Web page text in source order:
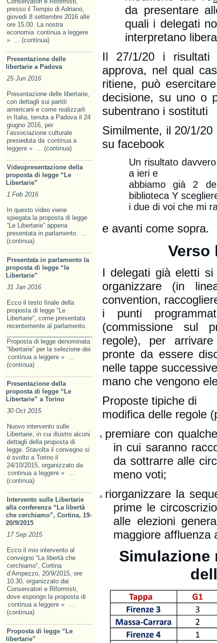
presso il Tempio di Adriano,
giovedì 8 settembre 2016 alle
ore 15.00. La nostra
economia continua a leggere
» ... (continua)
Presentazione delle
libertarie a Padova
25 Jun 2016
Presentazione delle libertarie,
con dettagli sui partiti
americani e come realizzarli
in Italia, tenuta a Padova il 24
giugno 2016, per
l’associazione culturale
presieduta da continua a
leggere » ... (continua)
Videopresentazione della
proposta di legge “Le
Libertarie”
1 Feb 2016
In questo video viene
spiegata la proposta di legge
“Le Libertarie” appena
presentata in parlamento. ...
(continua)
Presentata in parlamento la
proposta di legge “le
Libertarie”
31 Jan 2016
Ecco il testo finale della
proposta di legge “Le
Libertarie“, come presentata
recentemente al parlamento.
Proposta di legge denominata
“libertarie” per la selezione dei
continua a leggere » ...
(continua)
Presentazione della
proposta di legge “Le
Libertarie” a Torino
30 Oct 2015
Nuovo intervento sulle
Libertarie, in cui illustro alcuni
dettagli della proposta di
legge. Stavolta il convegno si
è svolto a Torino il
24/10/2015, organizzato da
continua a leggere » ...
(continua)
Intervento sulle Libertarie
alla conferenza “La libertà
che cerchiamo”, Cortina, 19-
20/9/2015
17 Sep 2015
Ecco il mio intervento al
convegno “La libertà che
cerchiamo“, Cortina
d’Ampezzo, 20/9/2015, ore
10.30, organizzato dai
Conservatori e Riformisti,
dove espongo la proposta di
continua a leggere » ...
(continua)
Proposta di legge “Le
libertarie”
da presentare
quali i delegati
interpretano
Il 27/1/20 i
approva, nel qual
ritiene, può
decisione, su uno o
subentrano i sostituti
Similmente, il 20/1/
su facebook
Un risultato
a ieri e
abbiamo già 2
biblioteca Y
i due di voi che mi
e avanti come sopra.
Verso
I delegati già eletti si
organizzare (in
convention,
i punti
(commissione sul
regole), per
pronte da essere
nelle tappe
mano che vengono
Proposte tipiche di
modifica delle regole
n
premiare con
in cui saranno
da sottrarre alle
meno voti;
n riorganizzare la
prime le
alle elezioni
maggiore affluenza